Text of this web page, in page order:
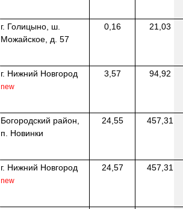
г. Голицыно, ш.
Можайское, д. 57
0,16 21,03
г. Нижний Новгород
new
3,57 94,92
Богородский район,
п. Новинки
24,55 457,31
г. Нижний Новгород
new
24,57 457,31